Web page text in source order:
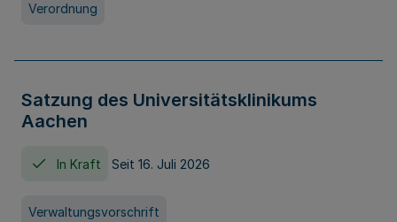
Verordnung
Satzung des Universitätsklinikums
Aachen
In Kraft Seit 16. Juli 2026
Verwaltungsvorschrift